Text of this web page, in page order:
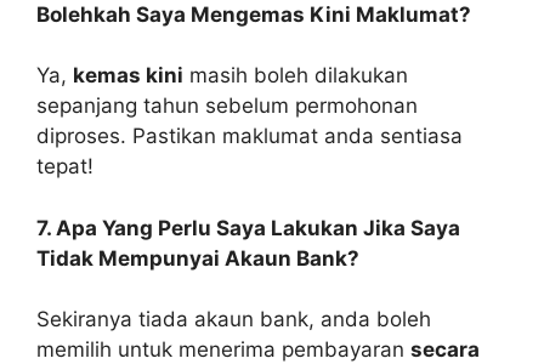
Bolehkah Saya Mengemas Kini Maklumat?
Ya, kemas kini masih boleh dilakukan
sepanjang tahun sebelum permohonan
diproses. Pastikan maklumat anda sentiasa
tepat!
7. Apa Yang Perlu Saya Lakukan Jika Saya
Tidak Mempunyai Akaun Bank?
Sekiranya tiada akaun bank, anda boleh
memilih untuk menerima pembayaran secara